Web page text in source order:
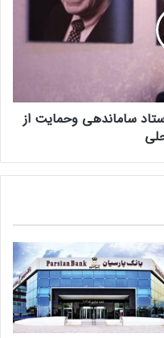
ساماندهی وحمایت از